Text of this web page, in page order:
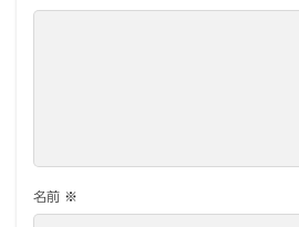
名前 ※